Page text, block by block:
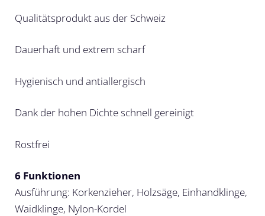
Qualitätsprodukt aus der Schweiz
Dauerhaft und extrem scharf
Hygienisch und antiallergisch
Dank der hohen Dichte schnell gereinigt
Rostfrei
6 Funktionen
Ausführung: Korkenzieher, Holzsäge, Einhandklinge,
Waidklinge, Nylon-Kordel